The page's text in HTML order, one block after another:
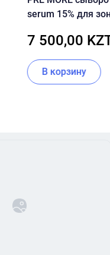
serum 15% для
7 500,00
В корзину